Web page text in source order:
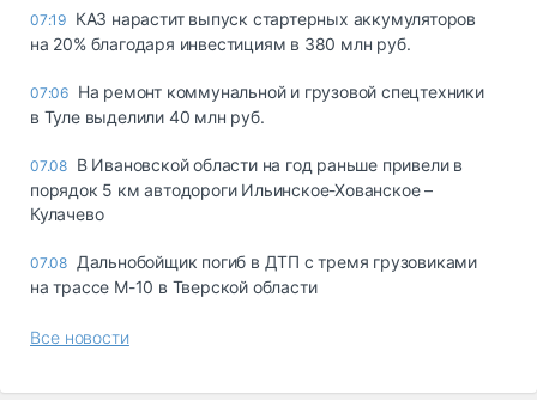
07:19 КАЗ нарастит выпуск стартерных аккумуляторов
на 20% благодаря инвестициям в 380 млн руб.
07:06 На ремонт коммунальной и грузовой спецтехники
в Туле выделили 40 млн руб.
07.08 В Ивановской области на год раньше привели в
порядок 5 км автодороги Ильинское-Хованское –
Кулачево
07.08 Дальнобойщик погиб в ДТП с тремя грузовиками
на трассе М-10 в Тверской области
Все новости